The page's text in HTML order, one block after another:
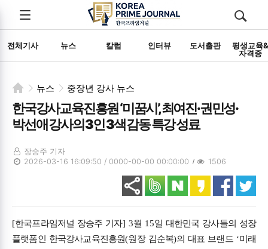
전체기사 뉴스 칼럼 인터뷰 도서출판
평생교육
자격증
전체메뉴 검색
열기/
뉴스 중장년 강사 뉴스
한국강사교육진흥원 ‘미꿈시’, 최여진·권민성·
박선애 강사의 3인 3색 감동 특강 성료
장승주 기자
2026-03-16 16:09:50 / 0000-00-00 00:00:00
1506
[한국프라임저널 장승주 기자] 3월 15일 대한민국 강사들의 성장
플랫폼인 한국강사교육진흥원(원장 김순복)의 대표 브랜드 ‘미래